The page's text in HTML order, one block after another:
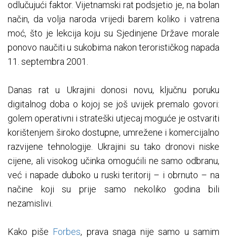
odlučujući faktor. Vijetnamski rat podsjetio je, na bolan
način, da volja naroda vrijedi barem koliko i vatrena
moć, što je lekcija koju su Sjedinjene Države morale
ponovo naučiti u sukobima nakon terorističkog napada
11. septembra 2001.
Danas rat u Ukrajini donosi novu, ključnu poruku
digitalnog doba o kojoj se još uvijek premalo govori:
golem operativni i strateški utjecaj moguće je ostvariti
korištenjem široko dostupne, umrežene i komercijalno
razvijene tehnologije. Ukrajini su tako dronovi niske
cijene, ali visokog učinka omogućili ne samo odbranu,
već i napade duboko u ruski teritorij – i obrnuto – na
načine koji su prije samo nekoliko godina bili
nezamislivi.
Kako piše Forbes, prava snaga nije samo u samim